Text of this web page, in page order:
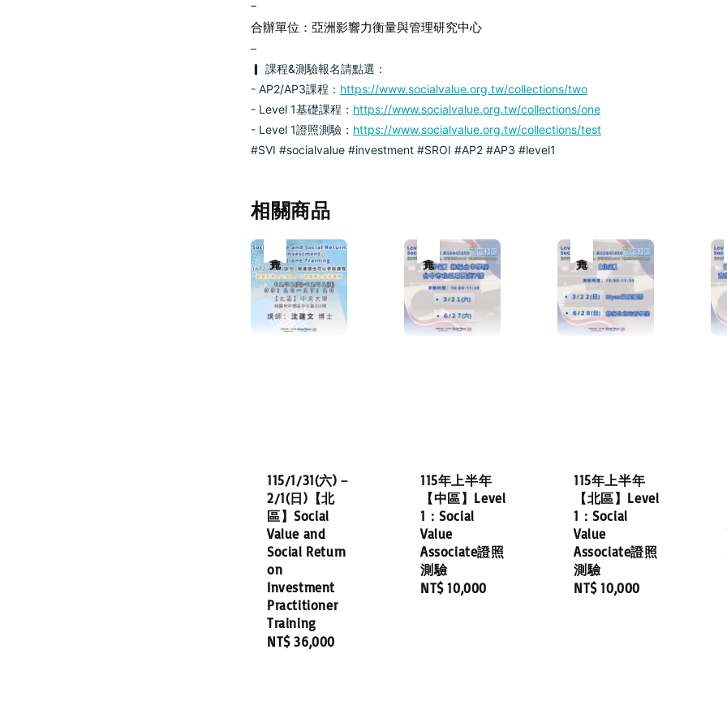
–
合辦單位：亞洲影響力衡量與管理研究中心
–
▎ 課程&測驗報名請點選：
- AP2/AP3課程： https://www.socialvalue.org.tw/collections/two
- Level 1基礎課程： https://www.socialvalue.org.tw/collections/one
- Level 1證照測驗： https://www.socialvalue.org.tw/collections/test
#SVI #socialvalue #investment #SROI #AP2 #AP3 #level1
相關商品
115/1/31(六)－
2/1(日)【北
區】Social
Value and
Social Return
on
Investment
Practitioner
Training
Regular
NT$ 36,000
115年上半年
【中區】Level
1：Social
Value
Associate證照
測驗
Regular
NT$ 10,000
115年上半年
【北區】Level
1：Social
Value
Associate證照
測驗
Regular
NT$ 10,000